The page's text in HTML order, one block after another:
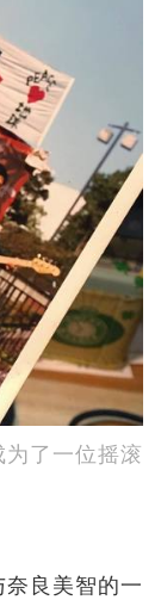
了一位摇滚
良美智的一